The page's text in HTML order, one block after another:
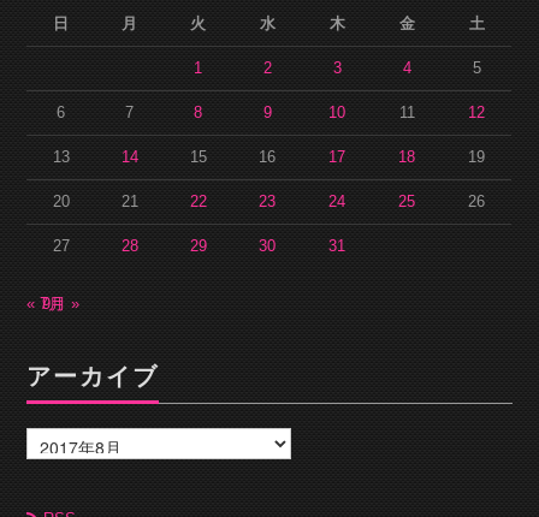
日
月 火 水 木 金 土
1 2 3 4 5
6 7 8 9 10 11 12
13 14 15 16 17 18 19
20 21 22 23 24 25 26
27 28 29 30 31
« 7月9月 »
アーカイブ
ー
カ
ブ